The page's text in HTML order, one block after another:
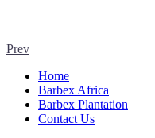
Prev
Home
Barbex Africa
Barbex Plantation
Contact Us